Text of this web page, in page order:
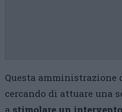
Questa amministrazione
cercando di attuare una
a stimolare un